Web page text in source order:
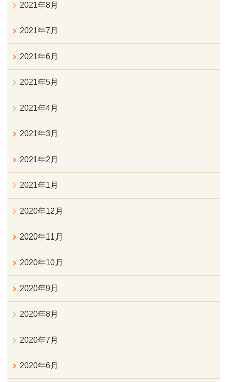
2021年8月
2021年7月
2021年6月
2021年5月
2021年4月
2021年3月
2021年2月
2021年1月
2020年12月
2020年11月
2020年10月
2020年9月
2020年8月
2020年7月
2020年6月